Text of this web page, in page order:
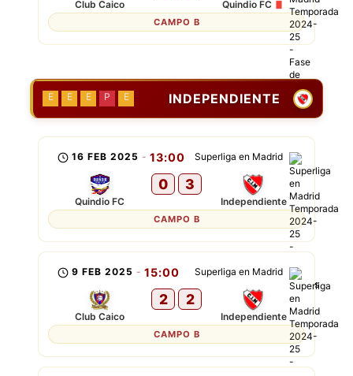
Club Caico Quindio FC
CAMPO B
INDEPENDIENTE
E E E P E
Superliga en Madrid
16 FEB 2025 - 13:00
Quindio FC
0 3
Independiente
CAMPO B
Superliga en Madrid
9 FEB 2025 - 15:00
Club Caico
2 2
Independiente
CAMPO B